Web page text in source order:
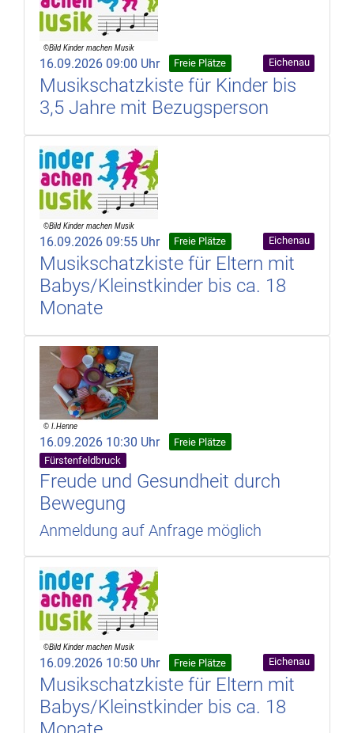
16.09.2026 09:00 Uhr Freie Plätze Eichenau
Musikschatzkiste für Kinder bis
3,5 Jahre mit Bezugsperson
16.09.2026 09:55 Uhr Freie Plätze Eichenau
Musikschatzkiste für Eltern mit
Babys/Kleinstkinder bis ca. 18
Monate
16.09.2026 10:30 Uhr
Freie Plätze
Fürstenfeldbruck
Freude und Gesundheit durch
Bewegung
Anmeldung auf Anfrage möglich
16.09.2026 10:50 Uhr Freie Plätze Eichenau
Musikschatzkiste für Eltern mit
Babys/Kleinstkinder bis ca. 18